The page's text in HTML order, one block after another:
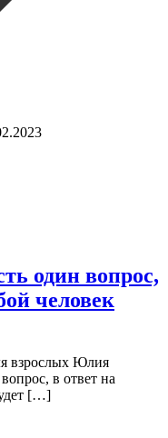
один вопрос,
человек
взрослых Юлия
в ответ на
[…]